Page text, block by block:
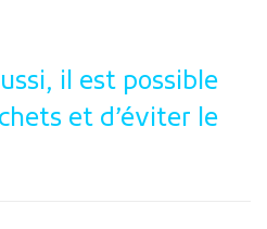
il est possible
et d’éviter le